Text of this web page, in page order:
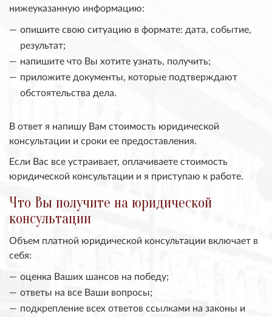
нижеуказанную информацию:
опишите свою ситуацию в формате: дата, событие,
результат;
напишите что Вы хотите узнать, получить;
приложите документы, которые подтверждают
обстоятельства дела.
В ответ я напишу Вам стоимость юридической
консультации и сроки ее предоставления.
Если Вас все устраивает, оплачиваете стоимость
юридической консультации и я приступаю к работе.
Что Вы получите на юридической
консультации
Объем платной юридической консультации включает в
себя:
оценка Ваших шансов на победу;
ответы на все Ваши вопросы;
подкрепление всех ответов ссылками на законы и